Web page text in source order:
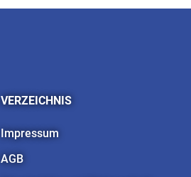
VERZEICHNIS
Impressum
AGB